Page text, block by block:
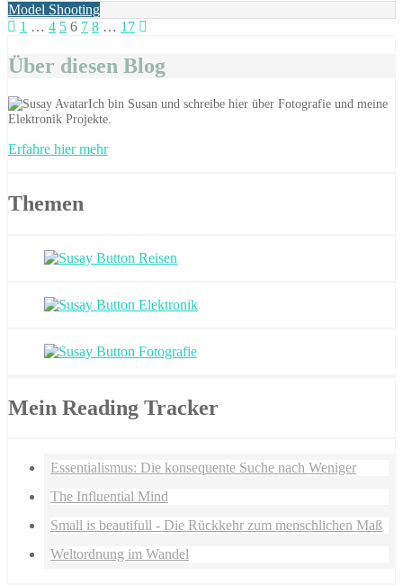
Tags
Model Shooting
Seitennummerierung
der
Beiträge
Seite
1 … Seite
4 Seite
5 Seite
6 Seite
7 Seite
8 … Seite
17
Über diesen Blog
Ich bin Susan und schreibe hier über Fotografie und meine
Elektronik Projekte.
Erfahre hier mehr
Themen
Mein Reading Tracker
Essentialismus: Die konsequente Suche nach Weniger
The Influential Mind
Small is beautifull - Die Rückkehr zum menschlichen Maß
Weltordnung im Wandel